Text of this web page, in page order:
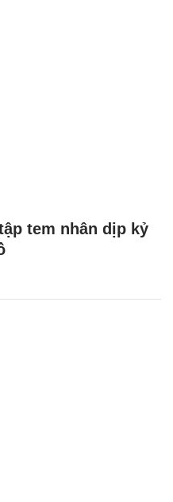
tem nhân dịp kỷ